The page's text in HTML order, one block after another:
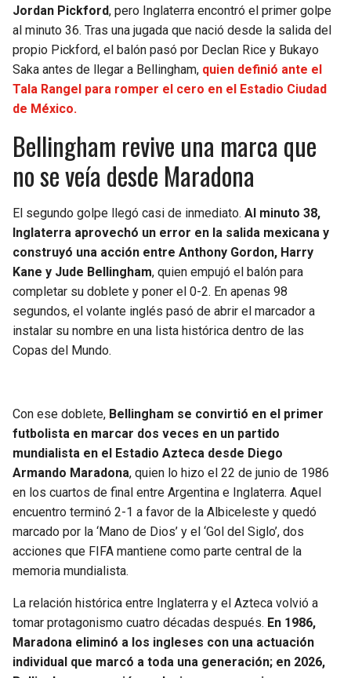
Jordan Pickford, pero Inglaterra encontró el primer golpe
al minuto 36. Tras una jugada que nació desde la salida del
propio Pickford, el balón pasó por Declan Rice y Bukayo
Saka antes de llegar a Bellingham, quien definió ante el
Tala Rangel para romper el cero en el Estadio Ciudad
de México.
Bellingham revive una marca que
no se veía desde Maradona
El segundo golpe llegó casi de inmediato. Al minuto 38,
Inglaterra aprovechó un error en la salida mexicana y
construyó una acción entre Anthony Gordon, Harry
Kane y Jude Bellingham, quien empujó el balón para
completar su doblete y poner el 0-2. En apenas 98
segundos, el volante inglés pasó de abrir el marcador a
instalar su nombre en una lista histórica dentro de las
Copas del Mundo.
Con ese doblete, Bellingham se convirtió en el primer
futbolista en marcar dos veces en un partido
mundialista en el Estadio Azteca desde Diego
Armando Maradona, quien lo hizo el 22 de junio de 1986
en los cuartos de final entre Argentina e Inglaterra. Aquel
encuentro terminó 2-1 a favor de la Albiceleste y quedó
marcado por la ‘Mano de Dios’ y el ‘Gol del Siglo’, dos
acciones que FIFA mantiene como parte central de la
memoria mundialista.
La relación histórica entre Inglaterra y el Azteca volvió a
tomar protagonismo cuatro décadas después. En 1986,
Maradona eliminó a los ingleses con una actuación
individual que marcó a toda una generación; en 2026,